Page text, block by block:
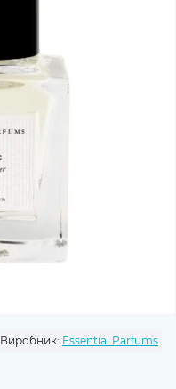
Виробник: Essential Parfums